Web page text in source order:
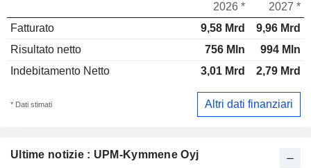
Ultime notizie : UPM-Kymmene Oyj
2026 *
2027 *
Fatturato
9,58 Mrd
9,96 Mrd
Risultato netto
756 Mln
994 Mln
Indebitamento Netto
3,01 Mrd 2,79 Mrd
* Dati stimati Altri dati finanziari